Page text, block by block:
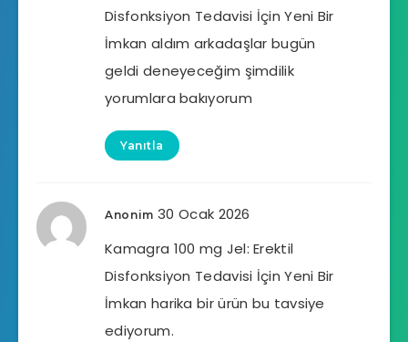
Disfonksiyon Tedavisi İçin Yeni Bir
İmkan aldım arkadaşlar bugün
geldi deneyeceğim şimdilik
yorumlara bakıyorum
Yanıtla
Anonim 30 Ocak 2026
Kamagra 100 mg Jel: Erektil
Disfonksiyon Tedavisi İçin Yeni Bir
İmkan harika bir ürün bu tavsiye
ediyorum.